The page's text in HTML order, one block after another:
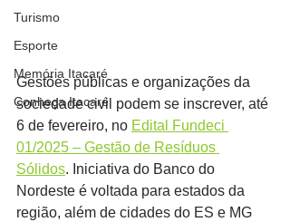
Turismo
Esporte
Memória Itacaré
Conheça Itacaré
Gestões públicas e organizações da
sociedade civil podem se inscrever, até
6 de fevereiro, no Edital Fundeci
01/2025 – Gestão de Resíduos
Sólidos. Iniciativa do Banco do
Nordeste é voltada para estados da
região, além de cidades do ES e MG